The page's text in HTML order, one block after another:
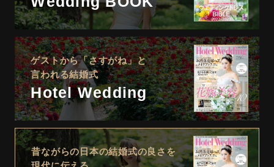
ゲストから「さすがね」と
言われる結婚式
Hotel Wedding
昔ながらの日本の結婚式の良さを